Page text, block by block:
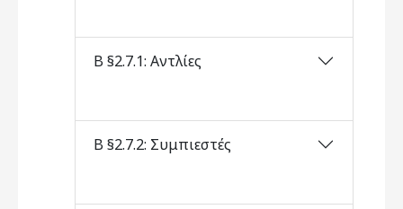
Β §2.7.1: Αντλίες
Β §2.7.2: Συμπιεστές